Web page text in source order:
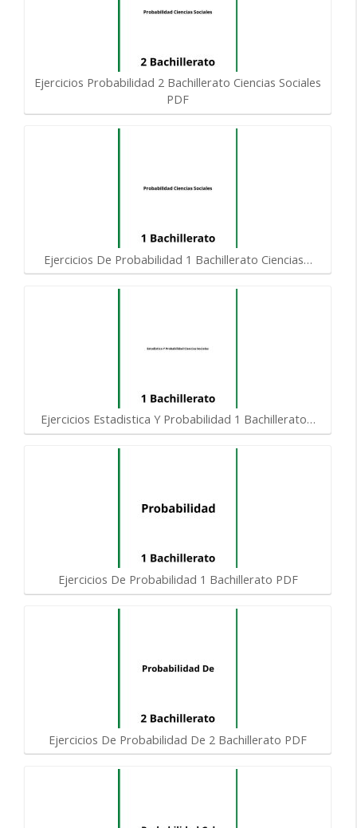
Ejercicios Probabilidad 2 Bachillerato Ciencias Sociales
PDF
Ejercicios De Probabilidad 1 Bachillerato Ciencias…
Ejercicios Estadistica Y Probabilidad 1 Bachillerato…
Ejercicios De Probabilidad 1 Bachillerato PDF
Ejercicios De Probabilidad De 2 Bachillerato PDF